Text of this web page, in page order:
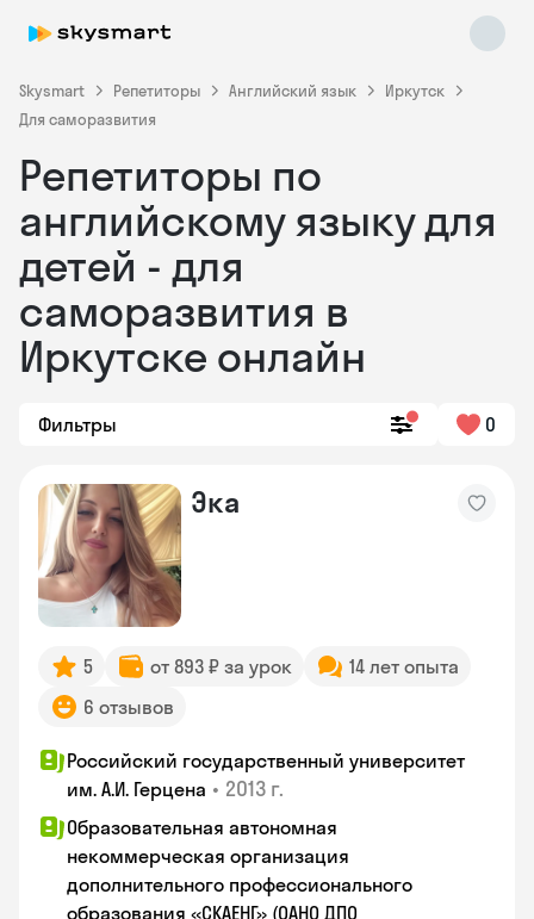
Skysmart Репетиторы Английский язык
Иркутск
Для саморазвития
Репетиторы по
английскому языку для
детей - для
саморазвития в
Иркутске онлайн
Фильтры 0
Эка
5 от 893 ₽ за урок
14 лет опыта
6 отзывов
Российский государственный университет
им. А.И. Герцена • 2013 г.
Образовательная автономная
некоммерческая организация
дополнительного профессионального
образования «СКАЕНГ» (ОАНО ДПО
Skysmart Chat